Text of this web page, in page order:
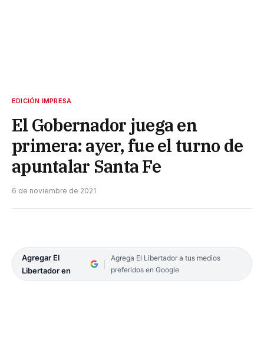
EDICIÓN IMPRESA
El Gobernador juega en
primera: ayer, fue el turno de
apuntalar Santa Fe
6 de noviembre de 2021
Agregar El
Libertador en
Agrega El Libertador a tus medios
preferidos en Google